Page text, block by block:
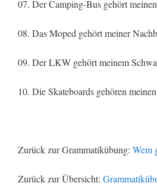
07. Der Camping-Bus gehört
08. Das Moped gehört meiner
09. Der LKW gehört meinem
10. Die Skateboards gehören
Zurück zur Grammatikübung: Wem
Zurück zur Übersicht: